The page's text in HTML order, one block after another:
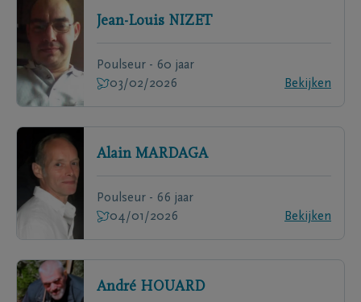
Jean-Louis NIZET
Poulseur - 60 jaar
03/02/2026
Bekijken
Alain MARDAGA
Poulseur - 66 jaar
04/01/2026
Bekijken
André HOUARD